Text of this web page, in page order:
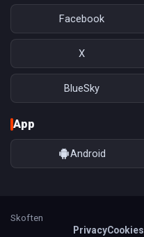
Facebook
X
BlueSky
App
Android
Skoften
PrivacyCookies